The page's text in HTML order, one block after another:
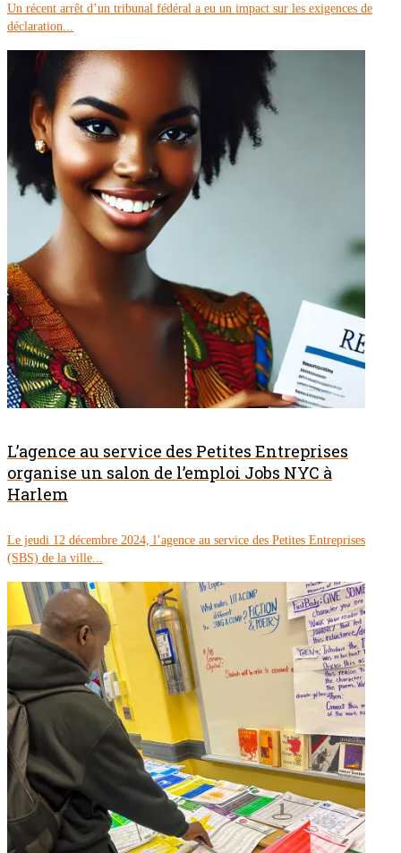
Un récent arrêt d’un tribunal fédéral a eu un impact sur les exigences de
déclaration...
L’agence au service des Petites Entreprises
organise un salon de l’emploi Jobs NYC à
Harlem
Le jeudi 12 décembre 2024, l’agence au service des Petites Entreprises
(SBS) de la ville...